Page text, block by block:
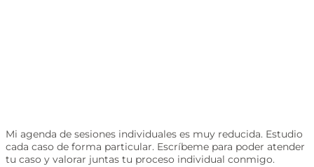
Mi agenda de sesiones individuales es muy reducida. Estudio
cada caso de forma particular. Escríbeme para poder atender
tu caso y valorar juntas tu proceso individual conmigo.